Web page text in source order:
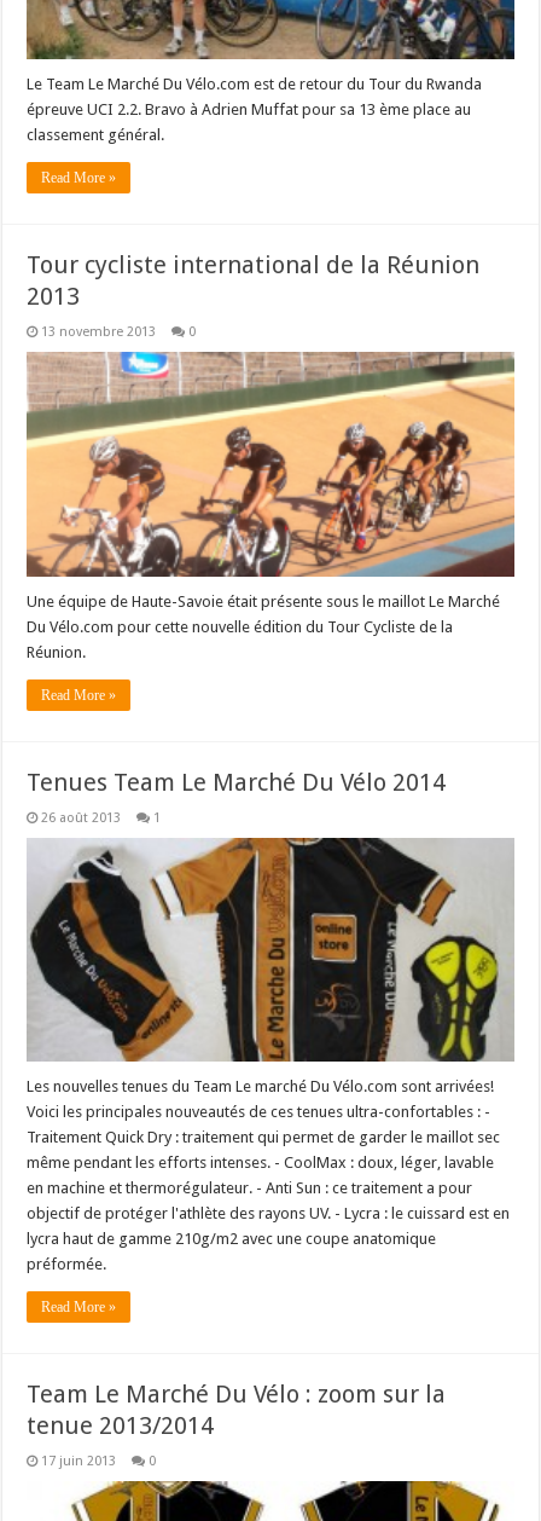
Le Team Le Marché Du Vélo.com est de retour du Tour du Rwanda
épreuve UCI 2.2. Bravo à Adrien Muffat pour sa 13 ème place au
classement général.
Read More »
Tour cycliste international de la Réunion
2013
13 novembre 2013 0
Une équipe de Haute-Savoie était présente sous le maillot Le Marché
Du Vélo.com pour cette nouvelle édition du Tour Cycliste de la
Réunion.
Read More »
Tenues Team Le Marché Du Vélo 2014
26 août 2013 1
Les nouvelles tenues du Team Le marché Du Vélo.com sont arrivées!
Voici les principales nouveautés de ces tenues ultra-confortables : -
Traitement Quick Dry : traitement qui permet de garder le maillot sec
même pendant les efforts intenses. - CoolMax : doux, léger, lavable
en machine et thermorégulateur. - Anti Sun : ce traitement a pour
objectif de protéger l'athlète des rayons UV. - Lycra : le cuissard est en
lycra haut de gamme 210g/m2 avec une coupe anatomique
préformée.
Read More »
Team Le Marché Du Vélo : zoom sur la
tenue 2013/2014
17 juin 2013 0